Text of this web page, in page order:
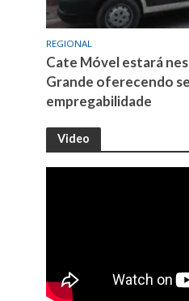
REGIONAL
Cate Móvel estará
Grande oferecendo
empregabilidade
Video